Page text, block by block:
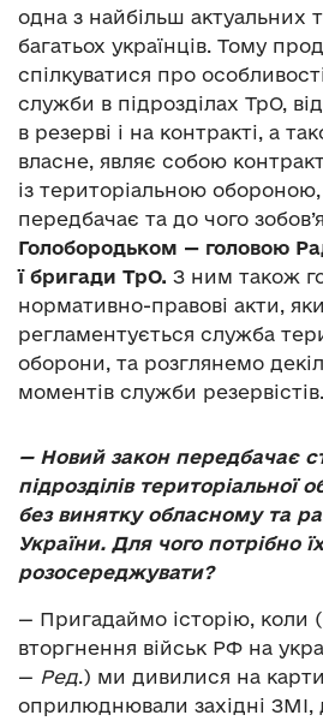
одна з найбільш актуальних
багатьох українців. Тому
спілкуватися про особливості
служби в підрозділах ТрО,
в резерві і на контракті, а
власне, являє собою
із територіальною
передбачає та до чого
Голобородьком — головою
ї бригади ТрО. З ним також
нормативно-правові акти,
регламентується служба
оборони, та розглянемо
моментів служби резервістів.
— Новий закон передбачає
підрозділів
без винятку обласному та
України. Для чого потрібно
розосереджувати?
— Пригадаймо історію, коли
вторгнення військ РФ на
— Ред.) ми дивилися на
оприлюднювали західні ЗМІ,